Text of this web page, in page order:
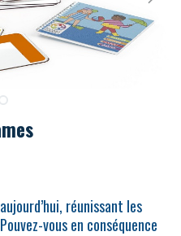
réunissant les
vous en conséquence